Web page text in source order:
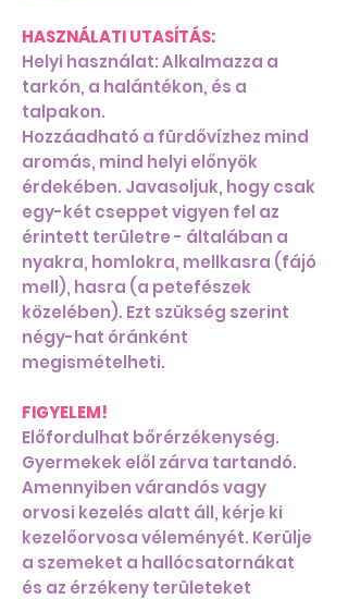
HASZNÁLATI UTASÍTÁS:
Helyi használat: Alkalmazza a
tarkón, a halántékon, és a
talpakon.
Hozzáadható a fürdővízhez mind
aromás, mind helyi előnyök
érdekében. Javasoljuk, hogy csak
egy-két cseppet vigyen fel az
érintett területre - általában a
nyakra, homlokra, mellkasra (fájó
mell), hasra (a petefészek
közelében). Ezt szükség szerint
négy-hat óránként
megismételheti.
FIGYELEM!
Előfordulhat bőrérzékenység.
Gyermekek elől zárva tartandó.
Amennyiben várandós vagy
orvosi kezelés alatt áll, kérje ki
kezelőorvosa véleményét. Kerülje
a szemeket a hallócsatornákat
és az érzékeny területeket